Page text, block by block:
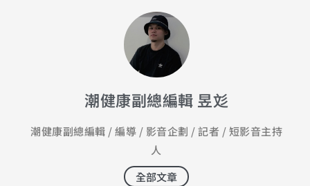
潮健康副總編輯 昱彣
潮健康副總編輯 / 編導 / 影音企劃 / 記者 / 短影音主持
人
全部文章